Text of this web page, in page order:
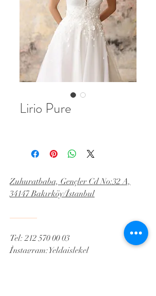
Lirio Pure
Zuhuratbaba, Gençler Cd No:32 A,
34147 Bakırköy/İstanbul
Tel:212 570 00 03
İnstagram:Yeldaislekel